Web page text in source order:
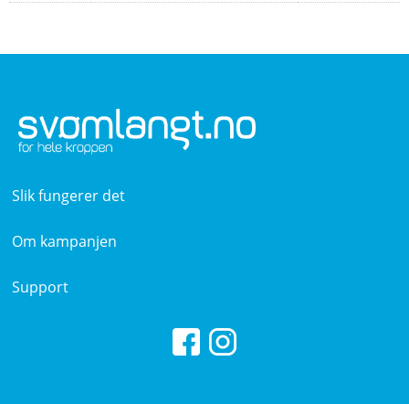
Slik fungerer det
Om kampanjen
Support